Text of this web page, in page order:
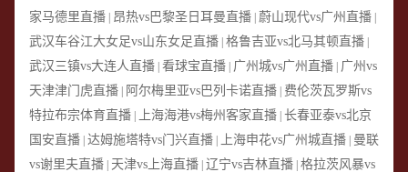
家马德里直播 昂热vs巴黎圣日耳曼直播 蔚山现代vs广州直播
武汉车谷江大女足vs山东女足直播 格鲁吉亚vs北马其顿直播
武汉三镇vs大连人直播 看球宝直播 广州城vs广州直播 广州vs
天津津门虎直播
阿尔梅里亚vs巴列卡诺直播 费伦茨瓦罗斯vs
特拉布宗体育直播
上海海港vs梅州客家直播 长春亚泰vs北京
国安直播 达姆施塔特vs门兴直播 上海申花vs广州城直播 曼联
vs谢里夫直播 天津vs上海直播 辽宁vs吉林直播 格拉茨风暴vs